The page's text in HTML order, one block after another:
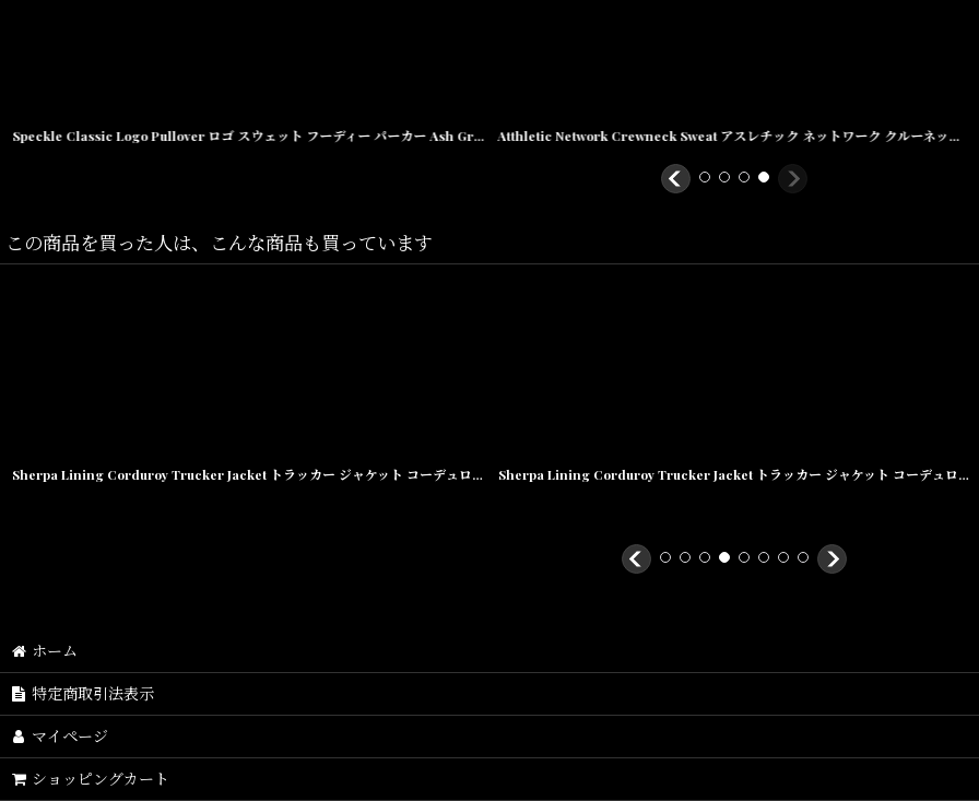
Speckle Classic Logo Pullover ロゴ スウェット フーディー パーカー Ash Grey アッシュ グレー Atthletic Network Crewneck Sweat アスレチック ネットワーク クルーネック スウェット シャツ White
この商品を買った人は、こんな商品も買っています
Sherpa Lining Corduroy Trucker Jacket トラッカー ジャケット コーデュロイ by Lafayette ラファイエット Sherpa Lining Corduroy Trucker Jacket トラッカー ジャケット コーデュロイ by Lafayette ラファイエット
ホーム
特定商取引法表示
マイページ
ショッピングカート